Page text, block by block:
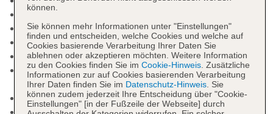
Check-in Zeit ab 15:00 Uhr
Check-out Zeit bis 12:00 Uhr
Hoteleröffnung: 1989
Letzte Komplettrenovierung: 2021
Rezeption: 24 Stunden, Sprachen: deutsch,
spanisch, französisch, Hotelsafe
Gästebetreuung
können.
Sie können mehr Informationen unter "Einstellungen"
finden und entscheiden, welche Cookies und welche auf
Cookies basierende Verarbeitung Ihrer Daten Sie
ablehnen oder akzeptieren möchten. Weitere Information
zu den Cookies finden Sie im Cookie-Hinweis. Zusätzliche
Informationen zur auf Cookies basierenden Verarbeitung
Ihrer Daten finden Sie im Datenschutz-Hinweis. Sie
können zudem jederzeit Ihre Entscheidung über "Cookie-
Einstellungen" [in der Fußzeile der Webseite] durch